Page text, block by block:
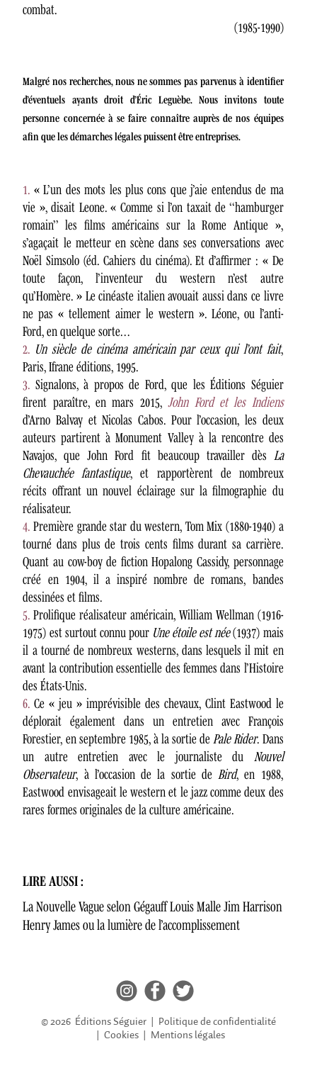
combat.
(1985-1990)
Malgré nos recherches, nous ne sommes pas parvenus à identifier
d’éventuels ayants droit d’Éric Leguèbe. Nous invitons toute
personne concernée à se faire connaître auprès de nos équipes
afin que les démarches légales puissent être entreprises.
1. « L’un des mots les plus cons que j’aie entendus de ma
vie », disait Leone. « Comme si l’on taxait de ‘‘hamburger
romain’’ les films américains sur la Rome Antique »,
s’agaçait le metteur en scène dans ses conversations avec
Noël Simsolo (éd. Cahiers du cinéma). Et d’affirmer : « De
toute façon, l’inventeur du western n’est autre
qu’Homère. » Le cinéaste italien avouait aussi dans ce livre
ne pas « tellement aimer le western ». Léone, ou l’anti-
Ford, en quelque sorte…
2. Un siècle de cinéma américain par ceux qui l’ont fait,
Paris, Ifrane éditions, 1995.
3. Signalons, à propos de Ford, que les Éditions Séguier
firent paraître, en mars 2015,John Ford et les Indiens
d’Arno Balvay et Nicolas Cabos. Pour l’occasion, les deux
auteurs partirent à Monument Valley à la rencontre des
Navajos, que John Ford fit beaucoup travailler dès La
Chevauchée fantastique, et rapportèrent de nombreux
récits offrant un nouvel éclairage sur la filmographie du
réalisateur.
4. Première grande star du western, Tom Mix (1880-1940) a
tourné dans plus de trois cents films durant sa carrière.
Quant au cow-boy de fiction Hopalong Cassidy, personnage
créé en 1904, il a inspiré nombre de romans, bandes
dessinées et films.
5. Prolifique réalisateur américain, William Wellman (1916-
1975) est surtout connu pour Une étoile est née(1937) mais
il a tourné de nombreux westerns, dans lesquels il mit en
avant la contribution essentielle des femmes dans l’Histoire
des États-Unis.
6. Ce « jeu » imprévisible des chevaux, Clint Eastwood le
déplorait également dans un entretien avec François
Forestier, en septembre 1985, à la sortie de Pale Rider. Dans
un autre entretien avec le journaliste du Nouvel
Observateur, à l’occasion de la sortie de Bird, en 1988,
Eastwood envisageait le western et le jazz comme deux des
rares formes originales de la culture américaine.
LIRE AUSSI :
La Nouvelle Vague selon GégauffLouis MalleJim Harrison
Henry James ou la lumière de l’accomplissement
© 2026 Éditions Séguier |
Politique de confidentialité
Cookies Mentions légales